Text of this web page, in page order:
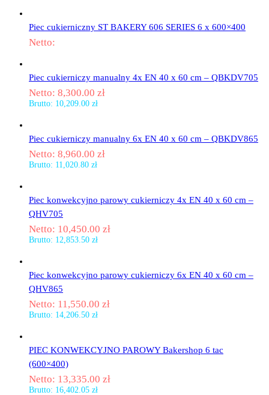
Piec cukierniczny ST BAKERY 606 SERIES 6 x 600×400
Netto:
Piec cukierniczy manualny 4x EN 40 x 60 cm – QBKDV705
Netto: 8,300.00 zł
Brutto: 10,209.00 zł
Piec cukierniczy manualny 6x EN 40 x 60 cm – QBKDV865
Netto: 8,960.00 zł
Brutto: 11,020.80 zł
Piec konwekcyjno parowy cukierniczy 4x EN 40 x 60 cm –
QHV705
Netto: 10,450.00 zł
Brutto: 12,853.50 zł
Piec konwekcyjno parowy cukierniczy 6x EN 40 x 60 cm –
QHV865
Netto: 11,550.00 zł
Brutto: 14,206.50 zł
PIEC KONWEKCYJNO PAROWY Bakershop 6 tac
(600×400)
Netto: 13,335.00 zł
Brutto: 16,402.05 zł